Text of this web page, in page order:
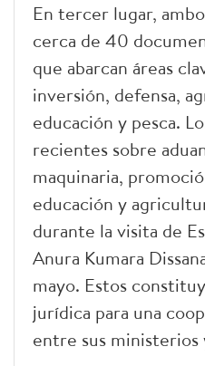
En tercer lugar,
cerca de 40
que abarcan áreas
inversión, defensa,
educación y pesca.
recientes sobre
maquinaria,
educación y
durante la visita de
Anura Kumara
mayo. Estos
jurídica para una
entre sus ministerios